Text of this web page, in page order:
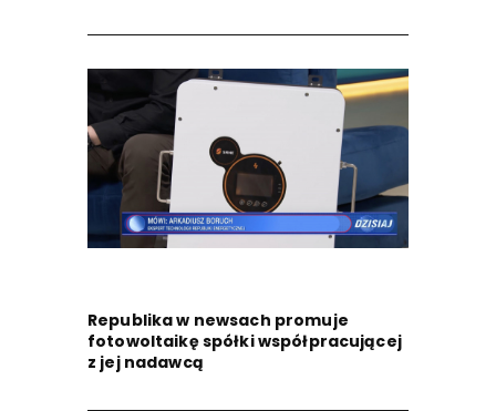
Republika w newsach promuje
fotowoltaikę spółki współpracującej
z jej nadawcą